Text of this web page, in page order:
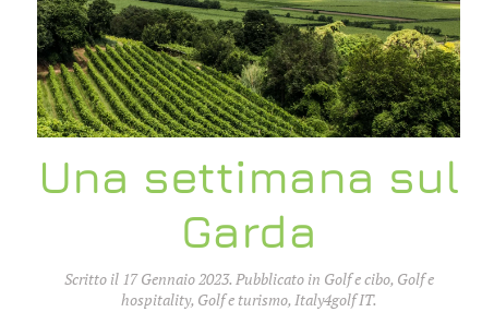
Una settimana sul
Garda
Scritto il 17 Gennaio 2023. Pubblicato in Golf e cibo, Golf e
hospitality, Golf e turismo,Italy4golf IT.